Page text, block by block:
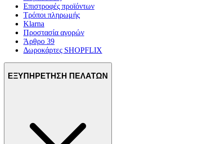
Επιστροφές προϊόντων
Τρόποι πληρωμής
Klarna
Προστασία αγορών
Άρθρο 39
Δωροκάρτες SHOPFLIX
ΕΞΥΠΗΡΕΤΗΣΗ ΠΕΛΑΤΩΝ